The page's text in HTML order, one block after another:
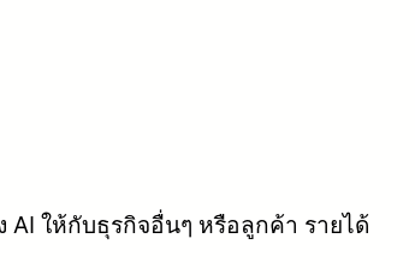
ให้กับธุรกิจอื่นๆ หรือลูกค้า รายได้